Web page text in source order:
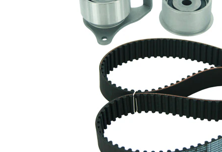
Curea
cu profil
rotunjit
26 mm
Listă de piese de schimb
Nume articol
Număr
intinzator,curea
71400
1
ghidare/conducere,
curea distributie
VKM
91400